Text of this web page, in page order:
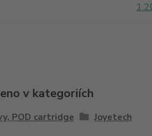
v kategoriích
POD cartridge Joyetech